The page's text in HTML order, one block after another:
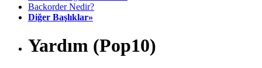
Backorder Nedir?
Diğer Başlıklar»
Yardım (Pop10)